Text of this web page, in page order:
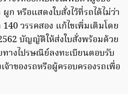
ก หรือแสดงใบสั่งไว้ที่รถได้ไม่ว่า
วรรคสอง แก้ไขเพิ่มเติมโดย
บัญญัติให้ส่งใบสั่งพร้อมด้วย
างไปรษณีย์ลงทะเบียนตอบรับ
จ้าของรถหรือผู้ครอบครองรถเพื่อ